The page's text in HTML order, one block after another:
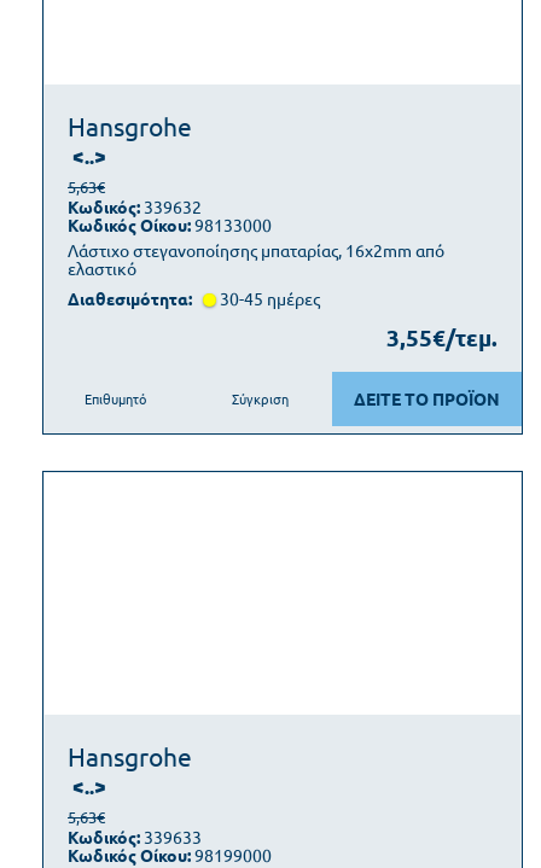
Hansgrohe
<..>
Λάστιχο στεγανοποίησης μπαταρίας, 16x2mm από
ελαστικό
5,63€
Κωδικός: 339632
Κωδικός Οίκου:98133000
Διαθεσιμότητα: 30-45 ημέρες
3,55€/τεμ.
ΔΕΙΤΕ ΤΟ ΠΡΟΪΟΝ
Επιθυμητό Σύγκριση
Hansgrohe
<..>
5,63€
Κωδικός: 339633
Κωδικός Οίκου:98199000